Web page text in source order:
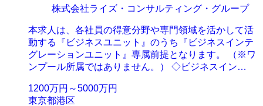
株式会社ライズ・コンサルティング・グループ
本求人は、各社員の得意分野や専門領域を活かして活
動する『ビジネスユニット』のうち『ビジネスインテ
グレーションユニット』専属前提となります。 （※ワ
ンプール所属ではありません。） ◇ビジネスイン…
1200万円～5000万円
東京都港区